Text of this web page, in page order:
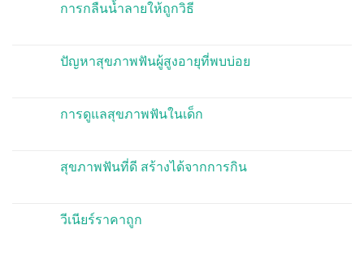
การกลืนน้ำลายให้ถูกวิธี
ปัญหาสุขภาพฟันผู้สูงอายุที่พบบ่อย
การดูแลสุขภาพฟันในเด็ก
สุขภาพฟันที่ดี สร้างได้จากการกิน
วีเนียร์ราคาถูก